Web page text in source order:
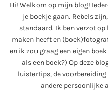
Hi! Welkom op mijn blog!
je boekje gaan. Rebels
standaard. Ik ben verzot
maken heeft en
en ik zou graag een eigen
als een boek?) Op deze
luistertips, de
andere persoonlijke